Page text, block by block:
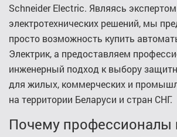
Schneider Electric. Являясь
электротехнических решений, мы
просто возможность купить
Электрик, а предоставляем
инженерный подход к выбору
для жилых, коммерческих и
на территории Беларуси и стран СНГ.
Почему